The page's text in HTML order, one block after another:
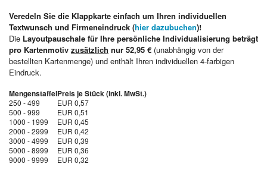
Veredeln Sie die Klappkarte einfach um Ihren individuellen
Textwunsch und Firmeneindruck (hier dazubuchen)!
Die Layoutpauschale für Ihre persönliche Individualisierung beträgt
pro Kartenmotiv zusätzlich nur 52,95 € (unabhängig von der
bestellten Kartenmenge) und enthält Ihren individuellen 4-farbigen
Eindruck.
MengenstaffelPreis je Stück (inkl. MwSt.)
250 - 499
EUR 0,57
500 - 999
EUR 0,51
1000 - 1999
EUR 0,45
2000 - 2999
EUR 0,42
3000 - 4999
EUR 0,39
5000 - 8999
EUR 0,36
9000 - 9999
EUR 0,32